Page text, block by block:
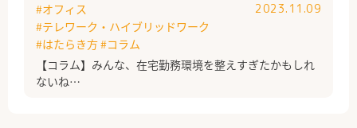
【コラム】みんな、在宅勤務環境を整えすぎたかもしれ
ないね…
#オフィス
#テレワーク・ハイブリッドワーク
#はたらき方#コラム
2023.11.09